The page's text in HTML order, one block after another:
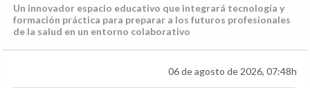
Un innovador espacio educativo que integrará tecnología y
formación práctica para preparar a los futuros profesionales
de la salud en un entorno colaborativo
06 de agosto de 2026, 07:48h